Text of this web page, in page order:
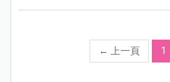
← 上一頁 1